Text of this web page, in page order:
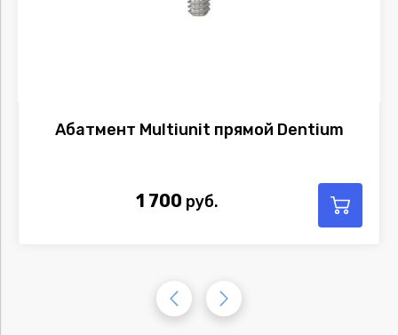
Абатмент Multiunit прямой Dentium
1 700 руб.